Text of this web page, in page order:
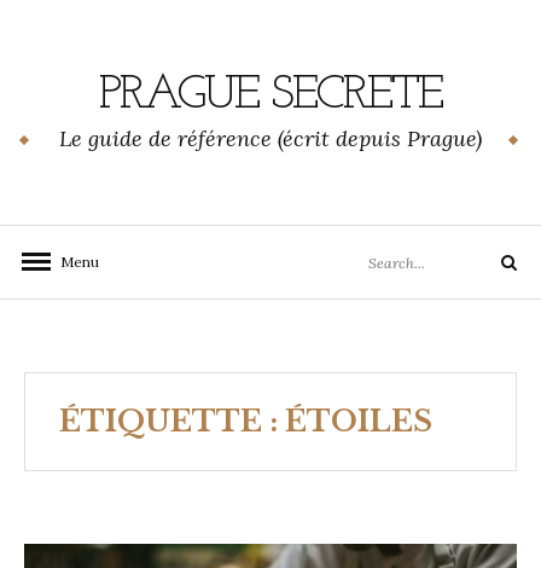
PRAGUE SECRETE
Le guide de référence (écrit depuis Prague)
Menu
for:
Search
ÉTIQUETTE : ÉTOILES